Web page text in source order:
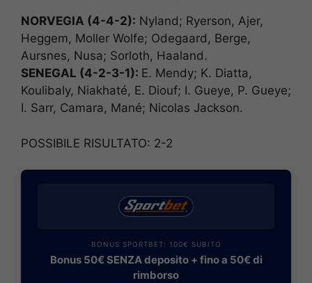
NORVEGIA (4-4-2): Nyland; Ryerson, Ajer,
Heggem, Moller Wolfe; Odegaard, Berge,
Aursnes, Nusa; Sorloth, Haaland.
SENEGAL (4-2-3-1): E. Mendy; K. Diatta,
Koulibaly, Niakhaté, E. Diouf; I. Gueye, P. Gueye;
I. Sarr, Camara, Mané; Nicolas Jackson.
POSSIBILE RISULTATO: 2-2
BONUS SPORTBET: 100€ SUBITO
Bonus 50€ SENZA deposito + fino a 50€ di
rimborso